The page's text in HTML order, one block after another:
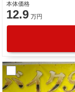
本体価格
12.9 万円